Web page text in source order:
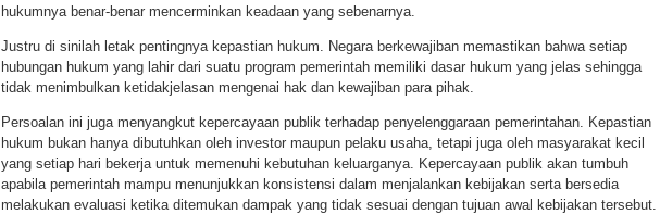
hukumnya benar-benar mencerminkan keadaan yang sebenarnya.
Justru di sinilah letak pentingnya kepastian hukum. Negara berkewajiban memastikan bahwa setiap
hubungan hukum yang lahir dari suatu program pemerintah memiliki dasar hukum yang jelas sehingga
tidak menimbulkan ketidakjelasan mengenai hak dan kewajiban para pihak.
Persoalan ini juga menyangkut kepercayaan publik terhadap penyelenggaraan pemerintahan. Kepastian
hukum bukan hanya dibutuhkan oleh investor maupun pelaku usaha, tetapi juga oleh masyarakat kecil
yang setiap hari bekerja untuk memenuhi kebutuhan keluarganya. Kepercayaan publik akan tumbuh
apabila pemerintah mampu menunjukkan konsistensi dalam menjalankan kebijakan serta bersedia
melakukan evaluasi ketika ditemukan dampak yang tidak sesuai dengan tujuan awal kebijakan tersebut.